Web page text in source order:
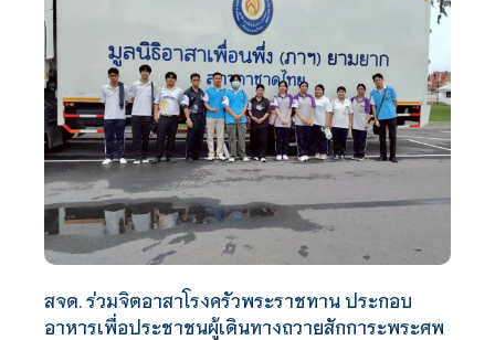
สจด. ร่วมจิตอาสาโรงครัวพระราชทาน ประกอบ
อาหารเพื่อประชาชนผู้เดินทางถวายสักการะพระศพ